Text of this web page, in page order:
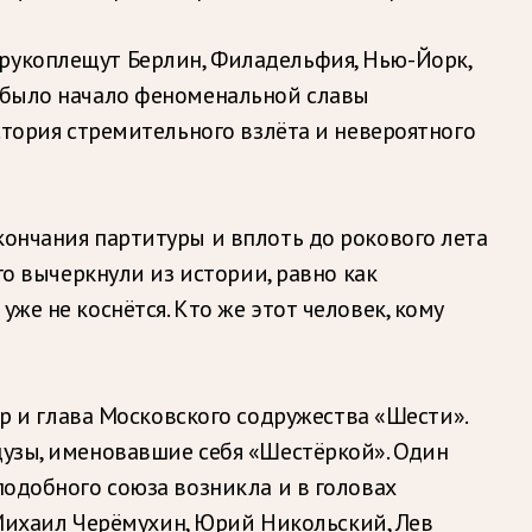
Берлин, Филадельфия, Нью-Йорк,
начало феноменальной славы
стремительного взлёта и невероятного
партитуры и вплоть до рокового лета
вычеркнули из истории, равно как
не коснётся. Кто же этот человек, кому
Московского содружества «Шести».
именовавшие себя «Шестёркой». Один
союза возникла и в головах
Черёмухин, Юрий Никольский, Лев